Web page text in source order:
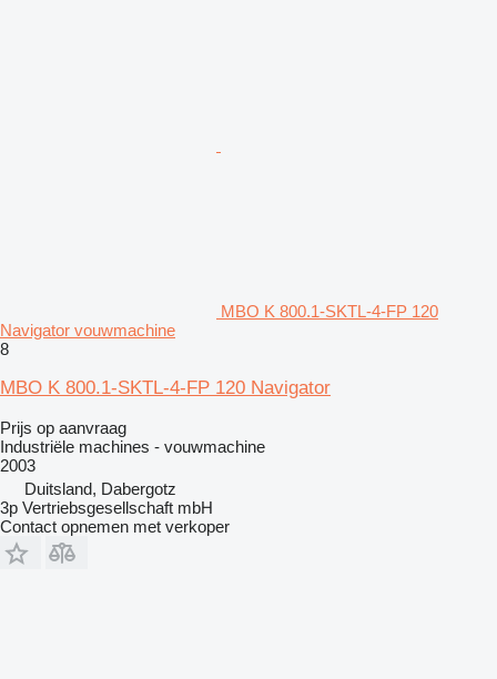
MBO K 800.1-SKTL-4-FP 120
Navigator vouwmachine
8
MBO K 800.1-SKTL-4-FP 120 Navigator
Prijs op aanvraag
Industriële machines - vouwmachine
2003
Duitsland, Dabergotz
3p Vertriebsgesellschaft mbH
Contact opnemen met verkoper